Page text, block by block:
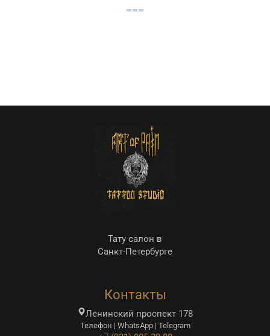
Тату салон в
Санкт-Петербурге
Контакты
Ленинский проспект 178
Телефон | WhatsApp | Telegram